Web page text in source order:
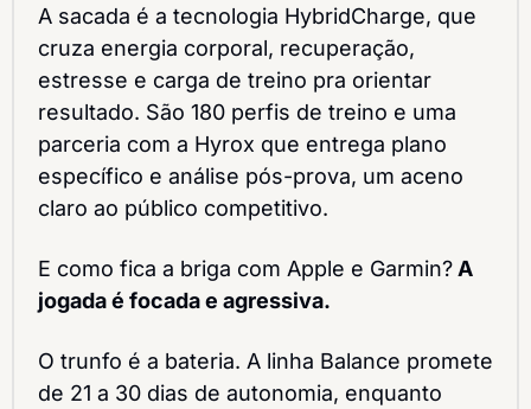
A sacada é a tecnologia HybridCharge, que
cruza energia corporal, recuperação,
estresse e carga de treino pra orientar
resultado. São 180 perfis de treino e uma
parceria com a Hyrox que entrega plano
específico e análise pós-prova, um aceno
claro ao público competitivo.
E como fica a briga com Apple e Garmin? A
jogada é focada e agressiva.
O trunfo é a bateria. A linha Balance promete
de 21 a 30 dias de autonomia, enquanto